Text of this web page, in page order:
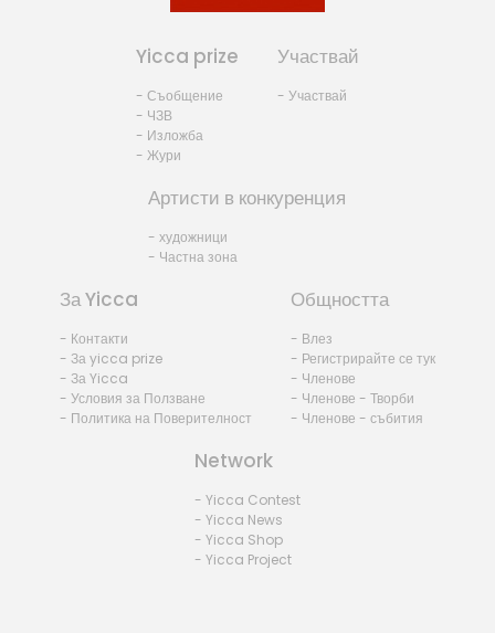
Yicca prize
- Съобщение
- ЧЗВ
- Изложба
- Жури
Участвай
- Участвай
Артисти в конкуренция
- художници
- Частна зона
За Yicca
- Контакти
- За yicca prize
- За Yicca
- Условия за Ползване
- Политика на Поверителност
Общността
- Влез
- Регистрирайте се тук
- Членове
- Членове - Творби
- Членове - събития
Network
- Yicca Contest
- Yicca News
- Yicca Shop
- Yicca Project